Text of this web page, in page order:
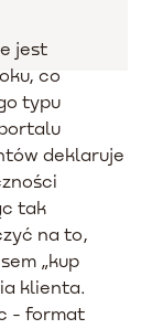
jest
co
typu
deklaruje
tak
na to,
„kup
klienta.
- format